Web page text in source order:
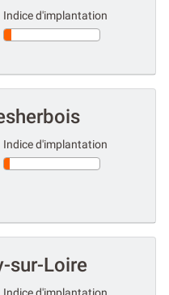
Indice d'implantation
Indice d'implantation
sur-Loire